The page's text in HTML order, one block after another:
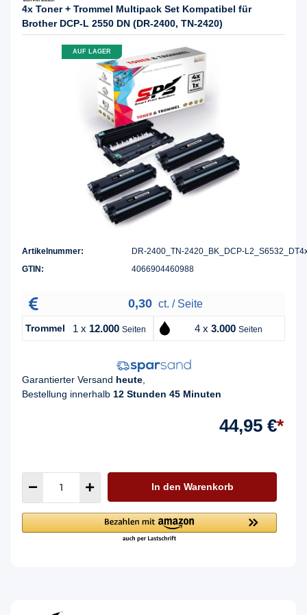
4x Toner + Trommel Multipack Set Kompatibel für
Brother DCP-L 2550 DN (DR-2400, TN-2420)
AUF LAGER
Artikelnummer:
DR-2400_TN-2420_BK_DCP-
GTIN:
4066904460988
0,30 ct. / Seite
Trommel 1 x 12.000 Seiten 4 x 3.000 Seiten
Garantierter Versand heute
Bestellung innerhalb 12 Stunden 45 Minuten
44,95 €*
In den Warenkorb